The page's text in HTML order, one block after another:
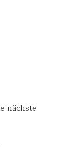
nächste